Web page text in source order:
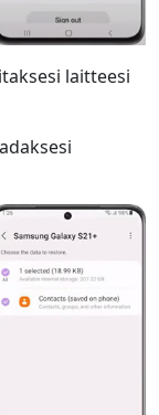
laitteesi